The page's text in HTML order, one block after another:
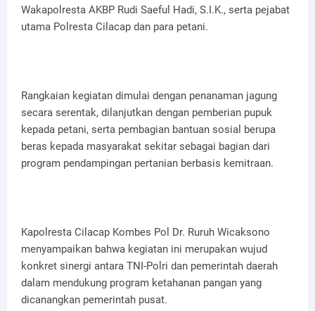
Wakapolresta AKBP Rudi Saeful Hadi, S.I.K., serta pejabat
utama Polresta Cilacap dan para petani.
Rangkaian kegiatan dimulai dengan penanaman jagung
secara serentak, dilanjutkan dengan pemberian pupuk
kepada petani, serta pembagian bantuan sosial berupa
beras kepada masyarakat sekitar sebagai bagian dari
program pendampingan pertanian berbasis kemitraan.
Kapolresta Cilacap Kombes Pol Dr. Ruruh Wicaksono
menyampaikan bahwa kegiatan ini merupakan wujud
konkret sinergi antara TNI-Polri dan pemerintah daerah
dalam mendukung program ketahanan pangan yang
dicanangkan pemerintah pusat.